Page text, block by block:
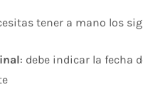
tener a mano los
: debe indicar la fecha